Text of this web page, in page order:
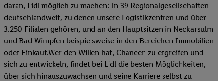
daran, Lidl möglich zu machen: In 39 Regionalgesellschaften
deutschlandweit, zu denen unsere Logistikzentren und über
3.250 Filialen gehören, und an den Hauptsitzen in Neckarsulm
und Bad Wimpfen beispielsweise in den Bereichen Immobilien
oder Einkauf.Wer den Willen hat, Chancen zu ergreifen und
sich zu entwickeln, findet bei Lidl die besten Möglichkeiten,
über sich hinauszuwachsen und seine Karriere selbst zu